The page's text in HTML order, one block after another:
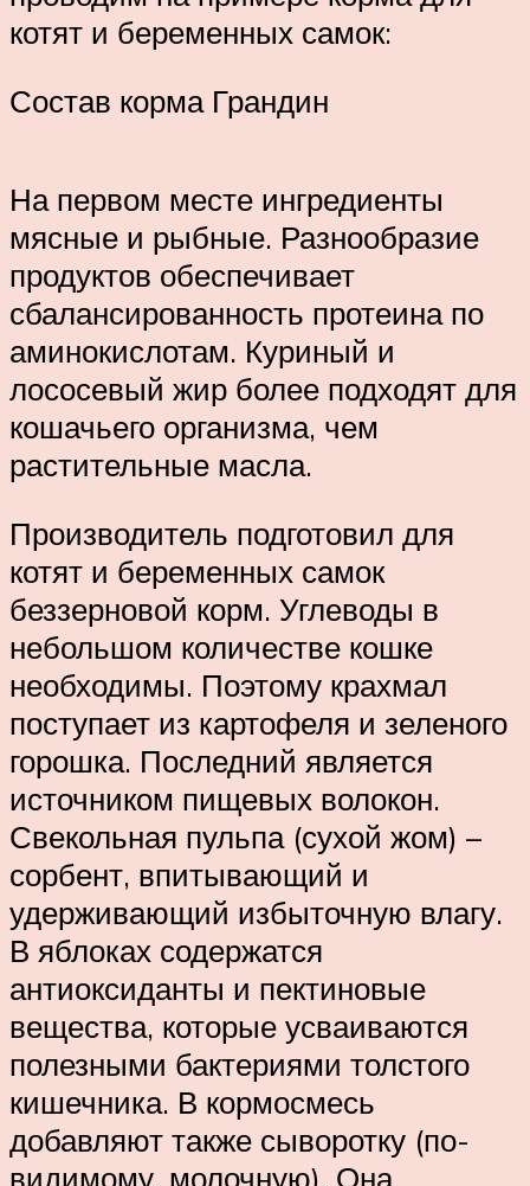
котят и беременных самок:
Состав корма Грандин
На первом месте ингредиенты
мясные и рыбные. Разнообразие
продуктов обеспечивает
сбалансированность протеина по
аминокислотам. Куриный и
лососевый жир более подходят для
кошачьего организма, чем
растительные масла.
Производитель подготовил для
котят и беременных самок
беззерновой корм. Углеводы в
небольшом количестве кошке
необходимы. Поэтому крахмал
поступает из картофеля и зеленого
горошка. Последний является
источником пищевых волокон.
Свекольная пульпа (сухой жом) –
сорбент, впитывающий и
удерживающий избыточную влагу.
В яблоках содержатся
антиоксиданты и пектиновые
вещества, которые усваиваются
полезными бактериями толстого
кишечника. В кормосмесь
добавляют также сыворотку (по-
видимому, молочную). Она